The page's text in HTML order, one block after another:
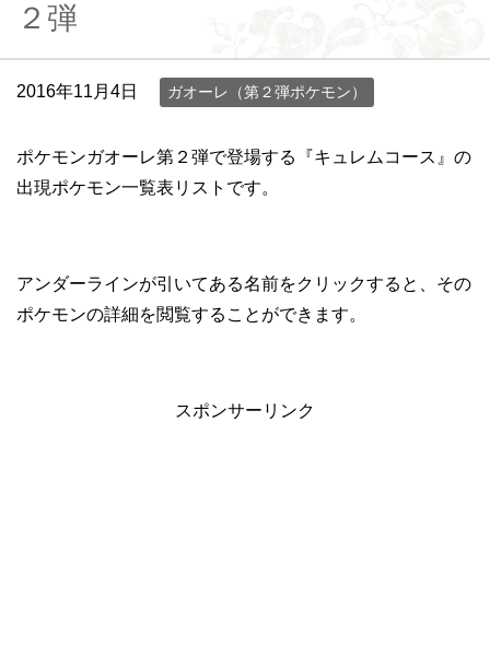
２弾
2016年11月4日 ガオーレ（第２弾ポケモン）
ポケモンガオーレ第２弾で登場する『キュレムコース』の
出現ポケモン一覧表リストです。
アンダーラインが引いてある名前をクリックすると、その
ポケモンの詳細を閲覧することができます。
スポンサーリンク